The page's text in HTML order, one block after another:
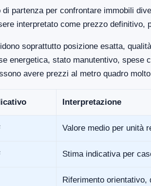
partenza per confrontare immobili
interpretato come prezzo
soprattutto posizione esatta,
energetica, stato manutentivo, spese
avere prezzi al metro quadro
Interpretazione
Valore medio per unità
Stima indicativa per
Riferimento orientativo,